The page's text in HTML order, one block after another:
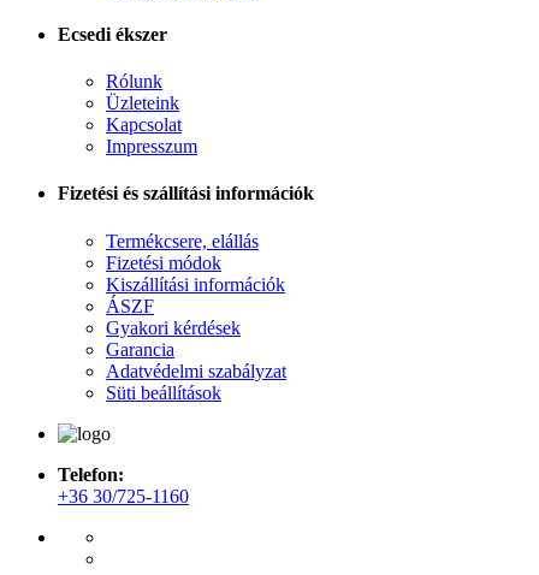
Ecsedi ékszer
Rólunk
Üzleteink
Kapcsolat
Impresszum
Fizetési és szállítási információk
Termékcsere, elállás
Fizetési módok
Kiszállítási információk
ÁSZF
Gyakori kérdések
Garancia
Adatvédelmi szabályzat
Süti beállítások
Telefon:
+36 30/725-1160